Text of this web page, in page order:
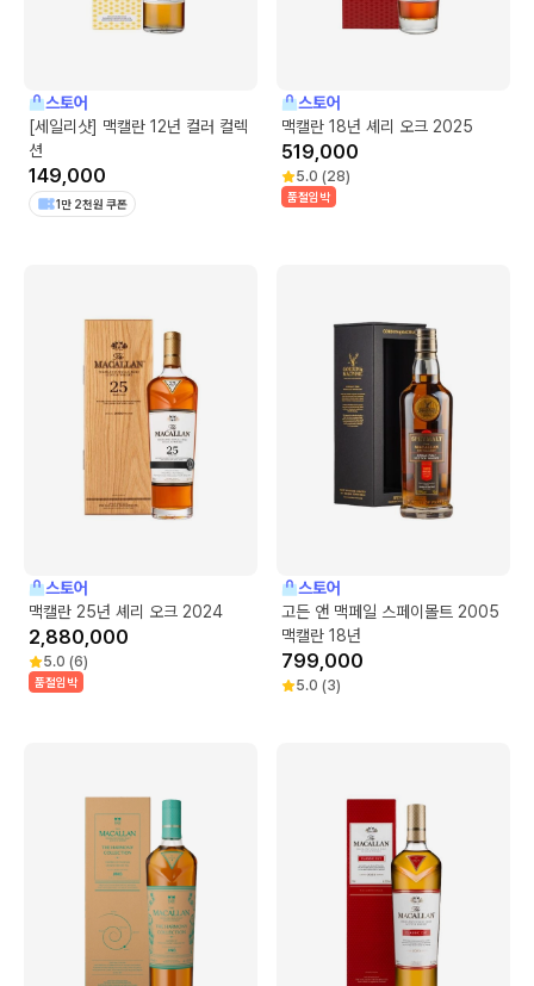
스토어
[세일리샷] 맥캘란 12년 컬러 컬렉
션
149,000
1만 2천원 쿠폰
스토어
맥캘란 18년 셰리 오크 2025
519,000
5.0 (28)
품절임박
스토어
맥캘란 25년 셰리 오크 2024
2,880,000
5.0 (6)
품절임박
스토어
고든 앤 맥페일 스페이몰트 2005
맥캘란 18년
799,000
5.0 (3)